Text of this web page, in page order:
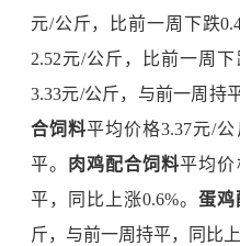
元/公斤，比前一周下跌
2.52元/公斤，比前一周下
3.33元/公斤，与前一周持
合饲料平均价格3.37元/
平。
肉鸡配合饲料平均价
平，同比上涨0.6%。蛋鸡
斤，与前一周持平，同比